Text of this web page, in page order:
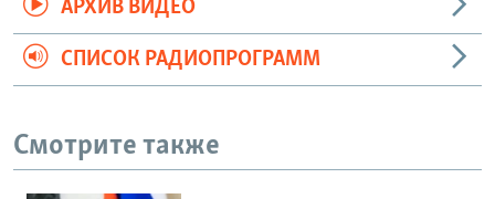
АРХИВ ВИДЕО
СПИСОК РАДИОПРОГРАММ
Смотрите также